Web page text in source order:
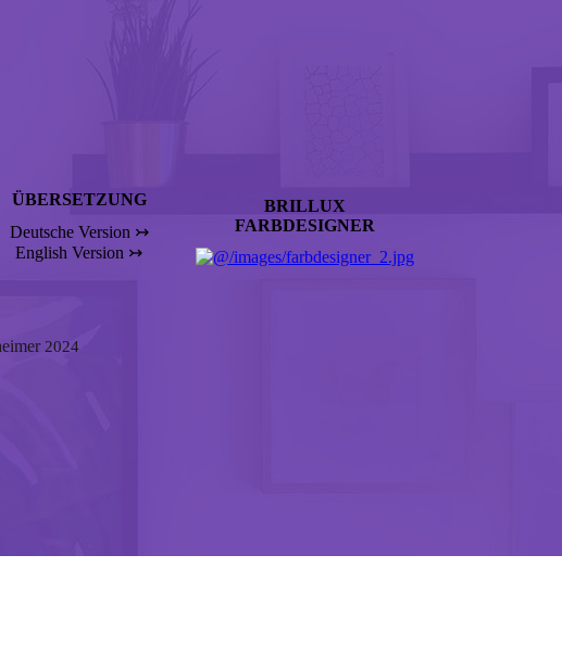
ÜBERSETZUNG
Deutsche Version ↣
English Version ↣
BRILLUX
FARBDESIGNER
2024